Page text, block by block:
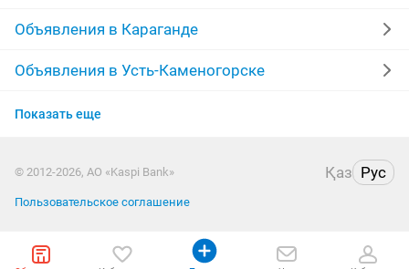
евроремонт мелкий ремонт
ремонт бытовой техники
Объявления в Караганде
Объявления в Усть-Каменогорске
Объявления в Актобе
Объявления в Таразе
Объявления в Павлодаре
Показать еще
© 2012-2026, АО «Kaspi Bank» Қаз Рус
Пользовательское соглашение